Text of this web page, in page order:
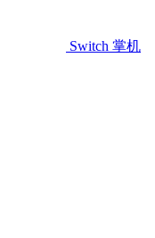
Switch 掌机